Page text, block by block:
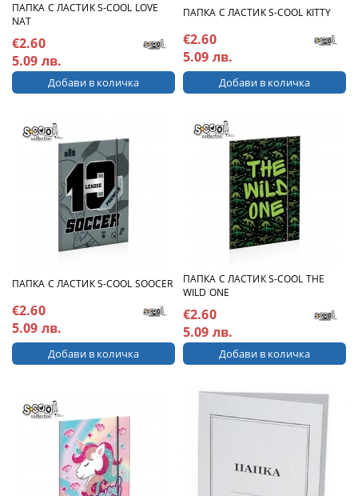
ПАПКА С ЛАСТИК S-COOL LOVE
NAT
€2.60
5.09 лв.
ПАПКА С ЛАСТИК S-COOL KITTY
€2.60
5.09 лв.
ПАПКА С ЛАСТИК S-COOL SOOCER
€2.60
5.09 лв.
ПАПКА С ЛАСТИК S-COOL THE
WILD ONE
€2.60
5.09 лв.